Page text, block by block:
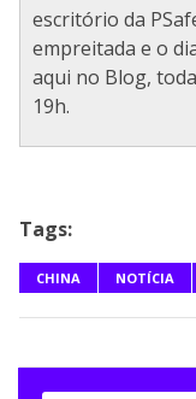
escritório da
empreitada e o
aqui no Blog,
19h.
Tags:
CHINA NOTÍCIA